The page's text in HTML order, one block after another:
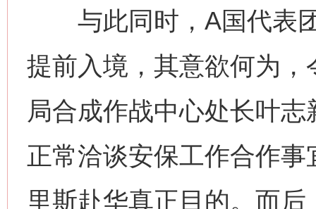
与此同时，A国代表团
提前入境，其意欲何为
局合成作战中心处长叶
正常洽谈安保工作合作
里斯赴华真正目的。而